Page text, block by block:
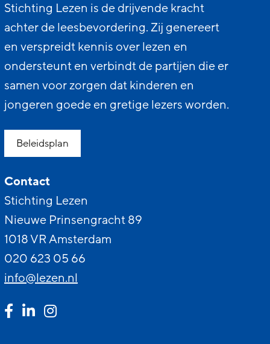
Stichting Lezen is de drijvende kracht
achter de leesbevordering. Zij genereert
en verspreidt kennis over lezen en
ondersteunt en verbindt de partijen die er
samen voor zorgen dat kinderen en
jongeren goede en gretige lezers worden.
Beleidsplan
Contact
Stichting Lezen
Nieuwe Prinsengracht 89
1018 VR Amsterdam
020 623 05 66
info@lezen.nl